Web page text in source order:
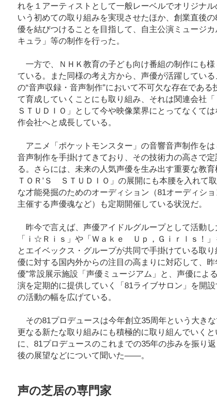
れを１アーティストとして一般レーベルでオリジナ
いう初めての取り組みを実現させたほか、創業直後
優を結びつけることを目指して、自主公演ミュージ
キュラ」等の制作を行った。
一方で、ＮＨＫ教育の子ども向け番組の制作にも
ている。また同様の考え方から、声優が活躍してい
の“音声収録・音声制作”において不可欠な存在である
て育成していくことにも取り組み、それは関連会
ＳＴＵＤＩＯ」として今や映像業界にとってなくて
作会社へと成長している。
アニメ「ポケットモンスター」の音響音声制作を
音声制作を手掛けてきており、その技術力の高さで
る。さらには、未来の人気声優を生み出す重要な教
ＴＯＲ’Ｓ ＳＴＵＤＩＯ」の展開にも本腰を入れて
な才能発掘のためのオーディション（81オーディシ
主催する声優魂など）も定期開催している状況だ。
昨今で言えば、声優アイドルグループとして活動
「ｉ☆Ｒｉｓ」や「Ｗａｋｅ Ｕｐ，Ｇｉｒｌｓ！」
とエイベックス・グループが共同で手掛けている取
優に対する国内外からの注目の高まりに対応して、
優”常設展示施設「声優ミュージアム」と、声優によ
演を定期的に提供していく「81ライブサロン」を開
の活動の幅を広げている。
その81プロデュースは今年創立35周年という大き
更なる新たな取り組みにも積極的に取り組んでいく
に、81プロデュースのこれまでの35年の歩みを振り
後の展望などについて聞いた――。
声の芝居の専門家